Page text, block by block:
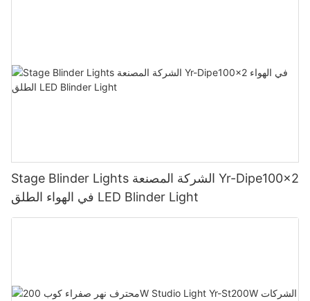
Stage Blinder Lights الشركة المصنعة Yr-Dipe100x2
في الهواء الطلق LED Blinder Light